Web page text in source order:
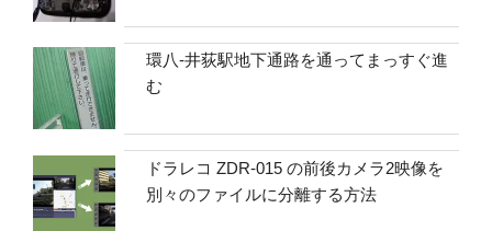
環八-井荻駅地下通路を通ってまっすぐ進
む
ドラレコ ZDR-015 の前後カメラ2映像を
別々のファイルに分離する方法